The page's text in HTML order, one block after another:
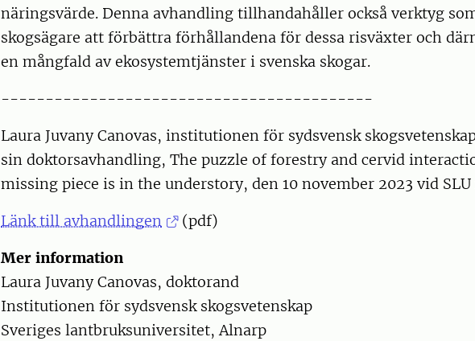
näringsvärde. Denna avhandling tillhandahåller också verktyg
skogsägare att förbättra förhållandena för dessa risväxter och
en mångfald av ekosystemtjänster i svenska skogar.
------------------------------------------
Laura Juvany Canovas, institutionen för sydsvensk
sin doktorsavhandling, The puzzle of forestry and cervid
missing piece is in the understory, den 10 november 2023 vid
Länk till avhandlingen
(pdf)
Mer information
Laura Juvany Canovas, doktorand
Institutionen för sydsvensk skogsvetenskap
Sveriges lantbruksuniversitet, Alnarp